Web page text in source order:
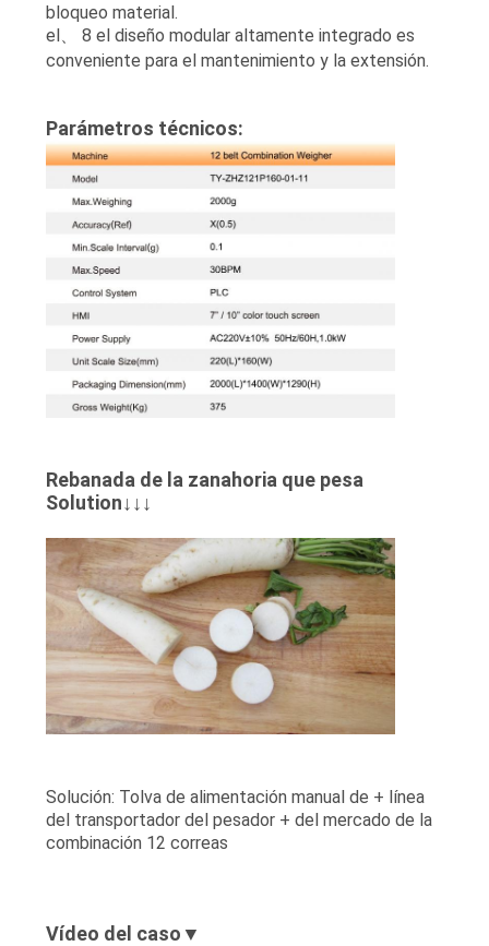
bloqueo material.
el、 8 el diseño modular altamente integrado es
conveniente para el mantenimiento y la extensión.
Parámetros técnicos:
Rebanada de la zanahoria que pesa
Solution↓↓↓
Solución: Tolva de alimentación manual de + línea
del transportador del pesador + del mercado de la
combinación 12 correas
Vídeo del caso▼